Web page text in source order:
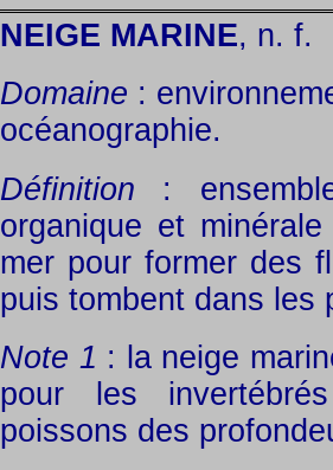
NEIGE MARINE, n. f.
Domaine :
océanographie.
Définition :
organique et
mer pour former des
puis tombent dans les
Note 1 : la neige
pour les
poissons des